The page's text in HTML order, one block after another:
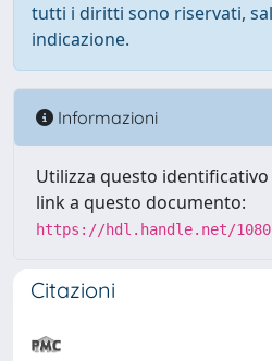
tutti i diritti sono riservati,
indicazione.
Informazioni
Utilizza questo
link a questo documento:
https://hdl.handle.net/
Citazioni